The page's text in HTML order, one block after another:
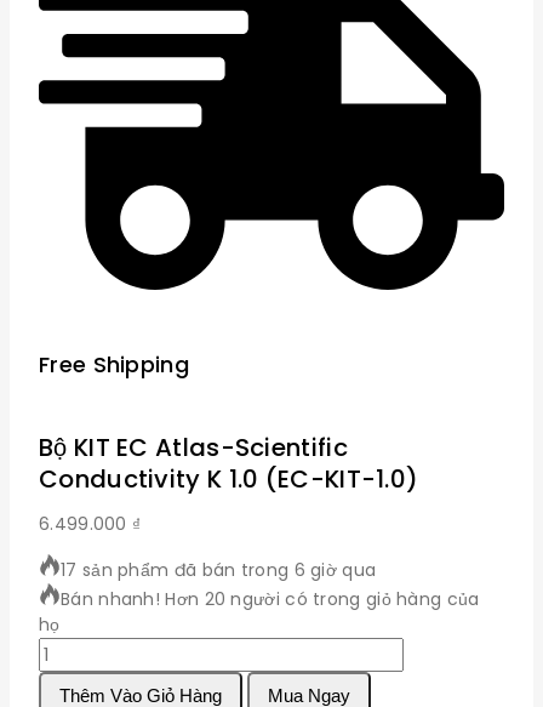
Free Shipping
Bộ KIT EC Atlas-Scientific
Conductivity K 1.0 (EC-KIT-1.0)
6.499.000 ₫
17 sản phẩm đã bán trong 6 giờ qua
Bán nhanh! Hơn 20 người có trong giỏ hàng của
họ
Bộ
KIT
Thêm Vào Giỏ Hàng Mua Ngay